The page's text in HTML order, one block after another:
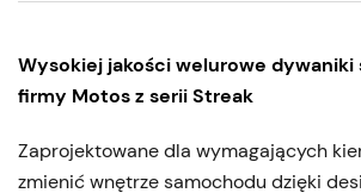
Wysokiej jakości welurowe dywaniki
firmy Motos z serii Streak
Zaprojektowane dla wymagających
zmienić wnętrze samochodu dzięki